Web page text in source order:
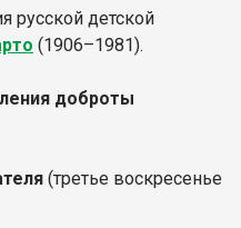
русской детской
(1906–1981).
доброты
(третье воскресенье